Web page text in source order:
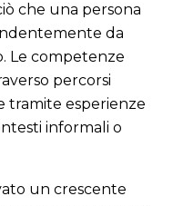
che una persona
da
Le competenze
percorsi
tramite esperienze
informali o
un crescente